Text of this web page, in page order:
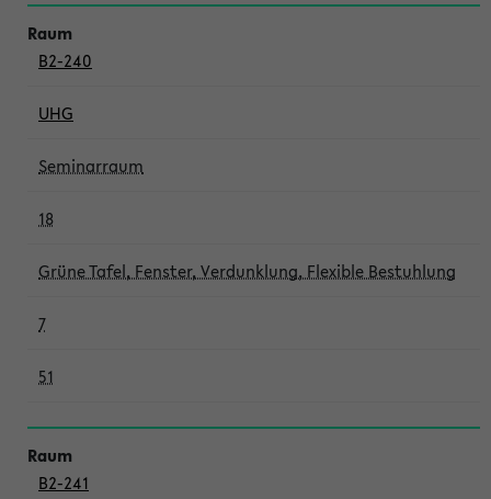
B2-240
UHG
Seminarraum
18
Grüne Tafel, Fenster, Verdunklung, Flexible Bestuhlung
7
51
B2-241